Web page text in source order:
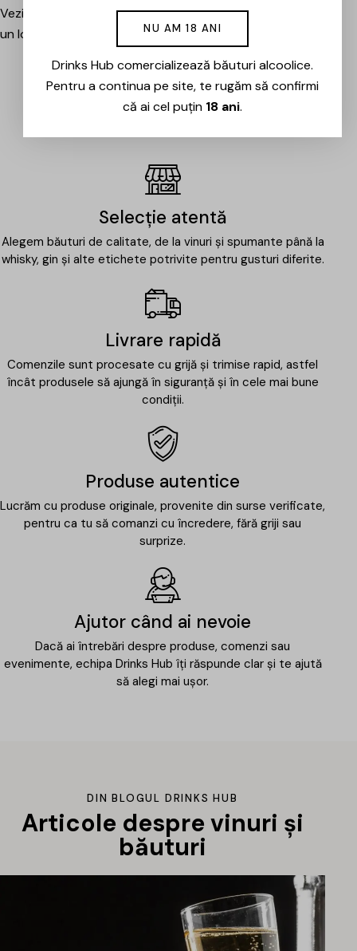
Vezi evenimentele organizate de Drinks Hub și rezervă
un loc la următoarea degustare.
EVENIMENTE
Selecție atentă
Alegem băuturi de calitate, de la vinuri și spumante până la
whisky, gin și alte etichete potrivite pentru gusturi diferite.
Livrare rapidă
Comenzile sunt procesate cu grijă și trimise rapid, astfel
încât produsele să ajungă în siguranță și în cele mai bune
condiții.
Produse autentice
Lucrăm cu produse originale, provenite din surse verificate,
pentru ca tu să comanzi cu încredere, fără griji sau
surprize.
Ajutor când ai nevoie
Dacă ai întrebări despre produse, comenzi sau
evenimente, echipa Drinks Hub îți răspunde clar și te ajută
să alegi mai ușor.
DIN BLOGUL DRINKS HUB
Articole despre vinuri și
băuturi
NU AM 18 ANI
Drinks Hub comercializează băuturi alcoolice.
Pentru a continua pe site, te rugăm să confirmi
că ai cel puțin 18 ani.